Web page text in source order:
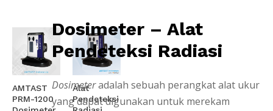
AMTAST
PRM-1200
Alat
Pendeteksi
Dosimeter – Alat
Pendeteksi Radiasi
Dosimeteradalah sebuah perangkat alat ukur
yang dapat digunakan untuk merekam